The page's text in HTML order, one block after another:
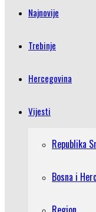
Najnovije
Trebinje
Hercegovina
Vijesti
Republika
Bosna i